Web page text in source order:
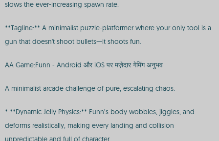
slows the ever-increasing spawn rate.
**Tagline:** A minimalist puzzle-platformer where your only tool is a
gun that doesn't shoot bullets—it shoots fun.
AA Game:Funn - Android और iOS पर मज़ेदार गेमिंग अनुभव
A minimalist arcade challenge of pure, escalating chaos.
* **Dynamic Jelly Physics:** Funn’s body wobbles, jiggles, and
deforms realistically, making every landing and collision
unpredictable and full of character.